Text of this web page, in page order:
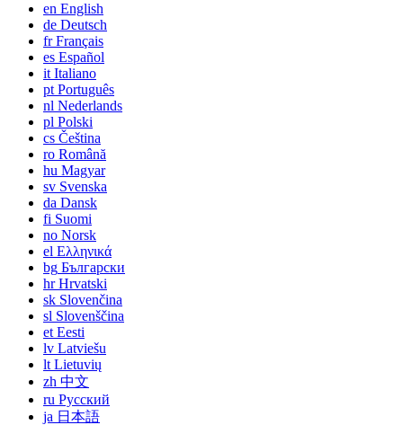
en English
de Deutsch
frFrançais
es Español
it Italiano
pt Português
nl Nederlands
pl Polski
cs Čeština
ro Română
hu Magyar
sv Svenska
da Dansk
fi Suomi
no Norsk
el Ελληνικά
bg Български
hrHrvatski
sk Slovenčina
sl Slovenščina
et Eesti
lv Latviešu
lt Lietuvių
zh 中文
ru Русский
ja 日本語